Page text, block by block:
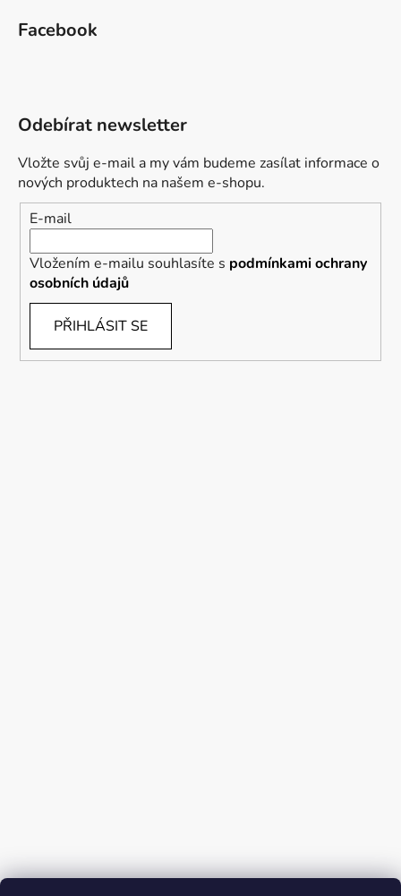
Facebook
Odebírat newsletter
Vložte svůj e-mail a my vám budeme zasílat informace o
nových produktech na našem e-shopu.
E-mail
Vložením e-mailu souhlasíte s podmínkami ochrany
osobních údajů
PŘIHLÁSIT SE